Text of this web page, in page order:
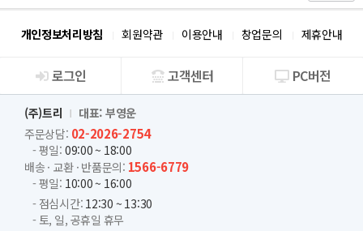
개인정보처리방침 회원약관 이용안내 창업문의 제휴안내
회사소개
로그인 고객센터 PC버전
(주)트리
대표: 부영운
주문상담: 02-2026-2754
- 평일: 09:00 ~ 18:00
배송 · 교환 · 반품문의: 1566-6779
- 평일: 10:00 ~ 16:00
- 점심시간: 12:30 ~ 13:30
- 토, 일, 공휴일 휴무